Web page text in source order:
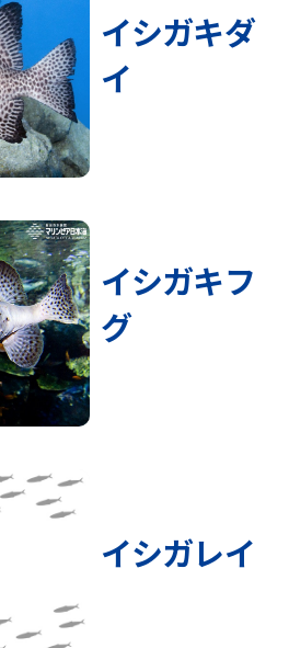
イシガキダ
イ
イシガキフ
グ
イシガレイ